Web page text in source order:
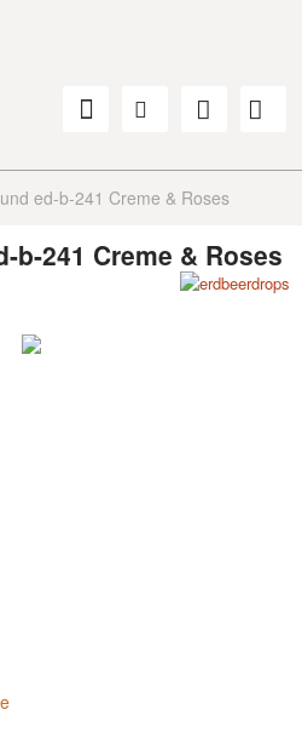
ed-b-241 Creme & Roses
b-241 Creme & Roses